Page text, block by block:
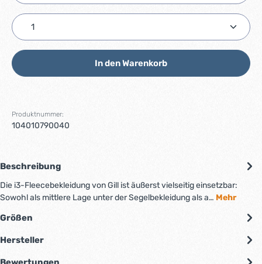
Produkt Anzahl: Gib den gewünschten Wert ein
In den Warenkorb
Produktnummer:
104010790040
Beschreibung
Die i3-Fleecebekleidung von Gill ist äußerst vielseitig einsetzbar:
Sowohl als mittlere Lage unter der Segelbekleidung als a… Mehr
Größen
Hersteller